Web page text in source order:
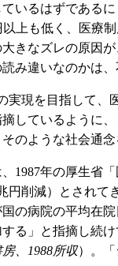
いるはずである
以上も低く、医
きなズレの原因
み違いなのかは、
実現を目指して、
しているように
のような社会通
1987年の厚生省
円削減）とされ
の病院の平均在
る」と指摘し続
、1988所収）。